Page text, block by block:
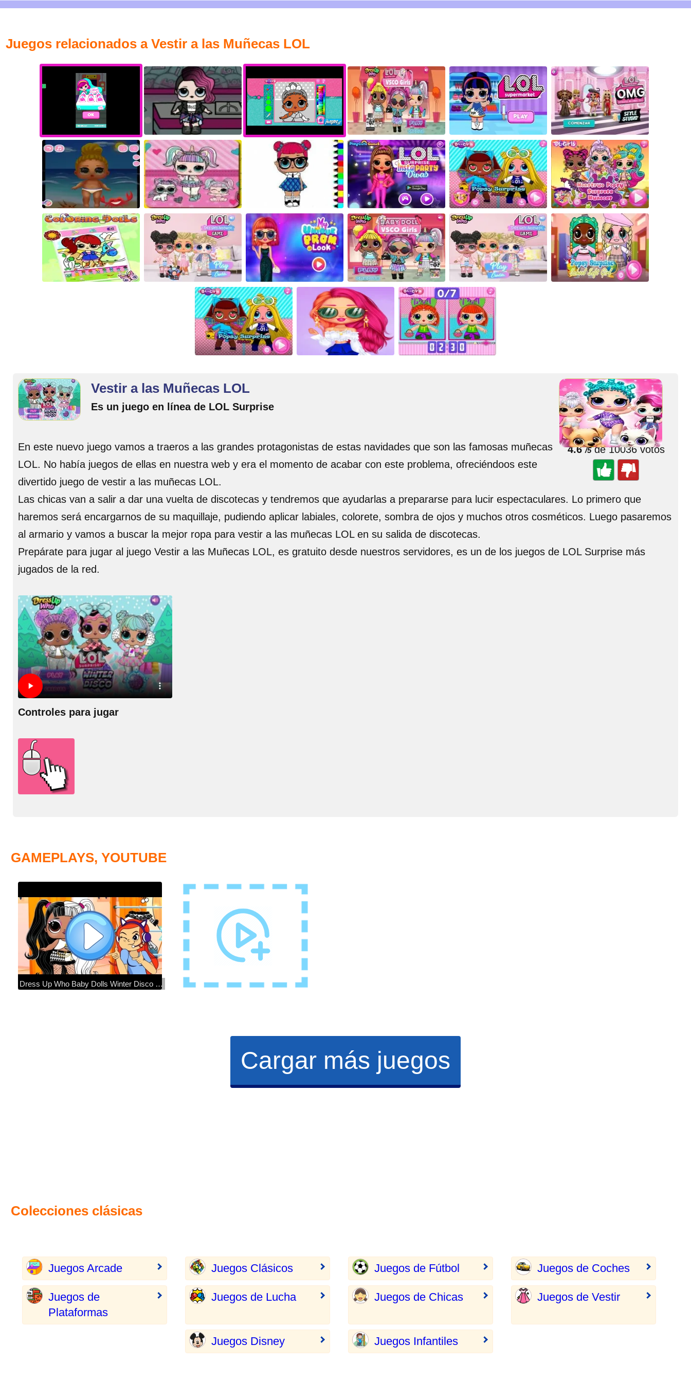
Juegos relacionados a Vestir a las Muñecas LOL
🌟 Valorar juego
4.6/5de 10036 votos
Vestir a las Muñecas LOL
Es un juego en línea de LOL Surprise
En este nuevo juego vamos a traeros a las grandes protagonistas de estas navidades que son las famosas muñecas
LOL. No había juegos de ellas en nuestra web y era el momento de acabar con este problema, ofreciéndoos este
divertido juego de vestir a las muñecas LOL.
Las chicas van a salir a dar una vuelta de discotecas y tendremos que ayudarlas a prepararse para lucir espectaculares. Lo primero que
haremos será encargarnos de su maquillaje, pudiendo aplicar labiales, colorete, sombra de ojos y muchos otros cosméticos. Luego pasaremos
al armario y vamos a buscar la mejor ropa para vestir a las muñecas LOL en su salida de discotecas.
Prepárate para jugar al juego Vestir a las Muñecas LOL, es gratuito desde nuestros servidores, es un de los juegos de LOL Surprise más
jugados de la red.
Controles para jugar
GAMEPLAYS, YOUTUBE
Dress Up Who Baby Dolls Winter Disco (Vestido bonecas lol com roupas lindas)#1jogosdiferentes
Cargar más juegos
Colecciones clásicas
Juegos Arcade Juegos Clásicos Juegos de Fútbol Juegos de Coches
Juegos de
Plataformas
Juegos de Lucha Juegos de Chicas Juegos de Vestir
Juegos Disney Juegos Infantiles